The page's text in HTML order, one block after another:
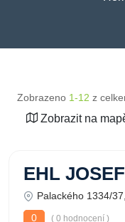
Zobrazeno 1-12 z
Zobrazit na
EHL
Palackého 1334/
0
( 0 hodnocení )